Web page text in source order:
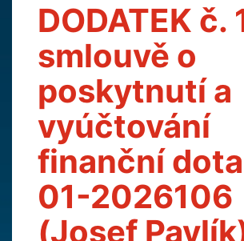
DODATEK č.
smlouvě o
poskytnutí a
vyúčtování
finanční
01-2026106
(Josef